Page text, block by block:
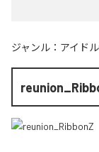
ジャンル： アイド